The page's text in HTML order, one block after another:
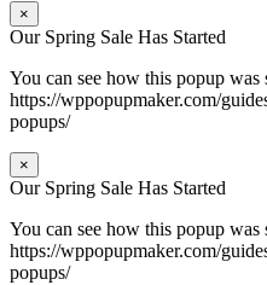
×
Our Spring Sale Has Started
You can see how this popup
https://wppopupmaker.com/
popups/
×
Our Spring Sale Has Started
You can see how this popup
https://wppopupmaker.com/
popups/